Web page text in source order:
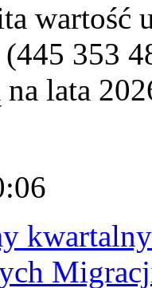
(445 353
na lata